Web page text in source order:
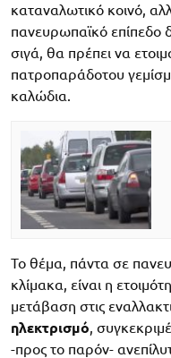
καταναλωτικό κοινό,
πανευρωπαϊκό επίπεδο
σιγά, θα πρέπει να
πατροπαράδοτου
καλώδια.
Το θέμα, πάντα σε
κλίμακα, είναι η
μετάβαση στις
ηλεκτρισμό ,
-προς το παρόν-